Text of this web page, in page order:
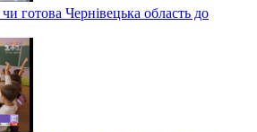
готова Чернівецька область до